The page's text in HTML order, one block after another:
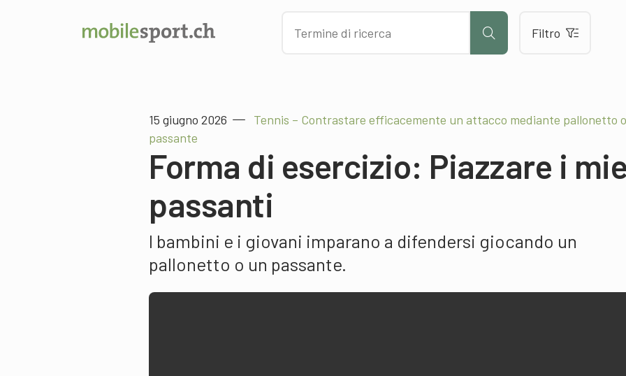
Filtro
15 giugno 2026
Tennis – Contrastare efficacemente un attacco mediante pallonetto o
passante
Forma di esercizio: Piazzare i
passanti
I bambini e i giovani imparano a difendersi giocando un
pallonetto o un passante.